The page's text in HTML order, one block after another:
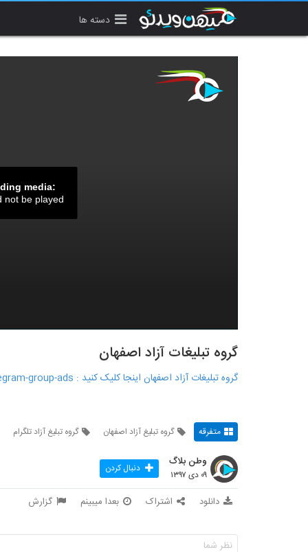
دسته ها
media:
not be played
گروه تبلیغات آزاد اصفهان
گروه تبلیغات آزاد اصفهان اینجا کلیک کنید : www.begirfile.ir/telegram-group-ads
متفرقه گروه تبلیغ آزاد اصفهان گروه تبلیغ آزاد تلگرام
وطن بلاگ
۰۹ دی ۱۳۹۷ دنبال کردن
دانلود اشتراک بعدا میبینم گزارش